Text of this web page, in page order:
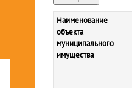
Наименование
объекта
муниципального
имущества